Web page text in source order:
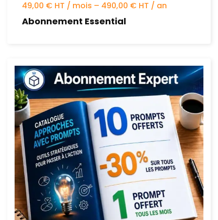
49,00 € HT / mois – 490,00 € HT / an
Abonnement Essential